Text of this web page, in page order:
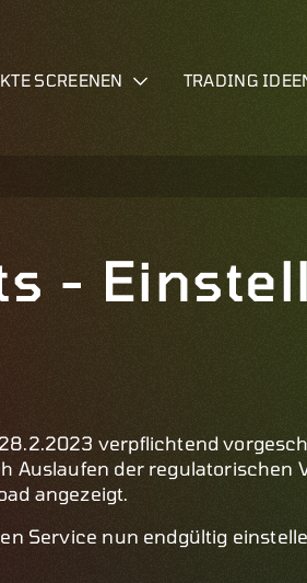
SCREENEN TRADING
-
verpflichtend
Auslaufen der regulatorischen
angezeigt.
Service nun endgültig